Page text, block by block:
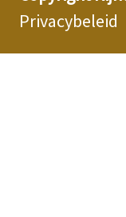
Privacybeleid